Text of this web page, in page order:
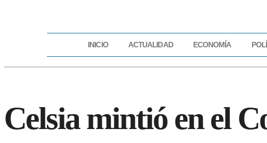
INICIO ACTUALIDAD ECONOMÍA
Celsia mintió en el